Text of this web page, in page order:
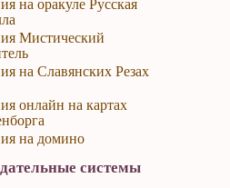
Мистический
на Славянских Резах
онлайн на картах
на домино
системы